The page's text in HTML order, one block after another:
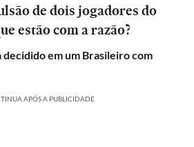
de dois jogadores do
estão com a razão?
em um Brasileiro com
APÓS A PUBLICIDADE